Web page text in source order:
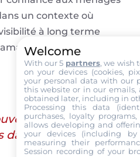
un contexte où
à long terme
indispensables.
tous nos tests
dans notre
Welcome
With our 5 partners, we wish
on your devices (cookies,
your personal data with our
this website or in our emails,
obtained later, including in
Processing this data
purchases, loyalty
allows developing and
your devices (including
measuring their
Session recording of your